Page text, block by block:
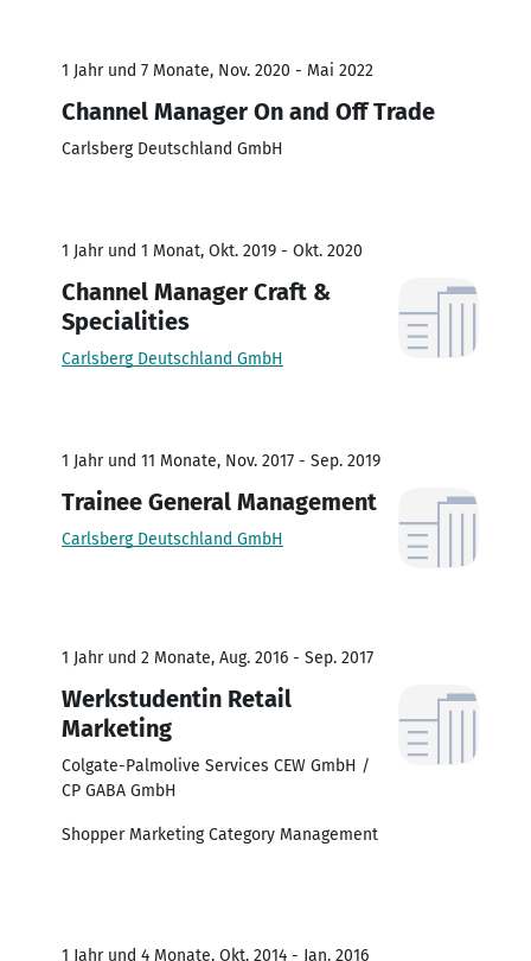
1 Jahr und 7 Monate, Nov. 2020 - Mai 2022
Channel Manager On and Off Trade
Carlsberg Deutschland GmbH
1 Jahr und 1 Monat, Okt. 2019 - Okt. 2020
Channel Manager Craft &
Specialities
Carlsberg Deutschland GmbH
1 Jahr und 11 Monate, Nov. 2017 - Sep. 2019
Trainee General Management
Carlsberg Deutschland GmbH
1 Jahr und 2 Monate, Aug. 2016 - Sep. 2017
Werkstudentin Retail
Marketing
Colgate-Palmolive Services CEW GmbH /
CP GABA GmbH
Shopper Marketing Category Management
1 Jahr und 4 Monate, Okt. 2014 - Jan. 2016